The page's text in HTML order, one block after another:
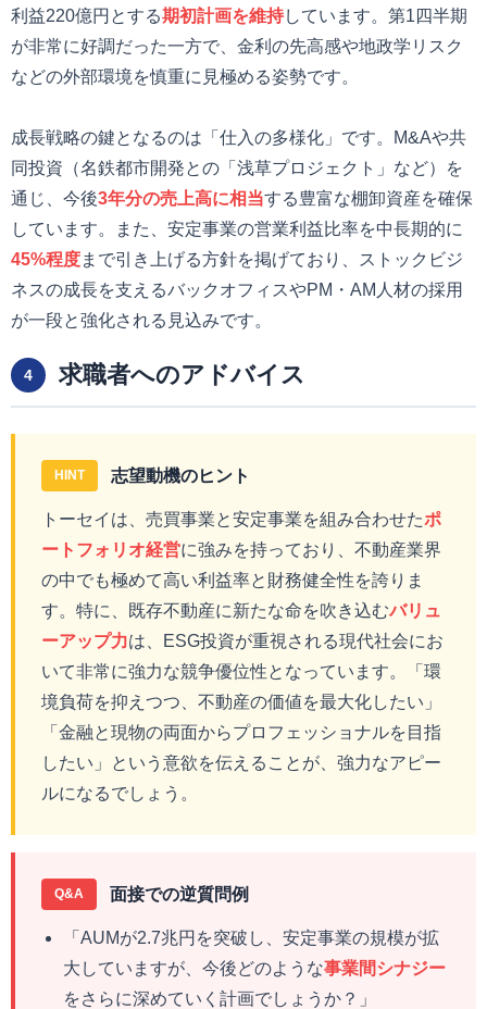
利益220億円とする期初計画を維持しています。第1四半期
が非常に好調だった一方で、金利の先高感や地政学リスク
などの外部環境を慎重に見極める姿勢です。
成長戦略の鍵となるのは「仕入の多様化」です。M&Aや共
同投資（名鉄都市開発との「浅草プロジェクト」など）を
通じ、今後3年分の売上高に相当する豊富な棚卸資産を確保
しています。また、安定事業の営業利益比率を中長期的に
45%程度まで引き上げる方針を掲げており、ストックビジ
ネスの成長を支えるバックオフィスやPM・AM人材の採用
が一段と強化される見込みです。
4 求職者へのアドバイス
HINT 志望動機のヒント
トーセイは、売買事業と安定事業を組み合わせたポ
ートフォリオ経営に強みを持っており、不動産業界
の中でも極めて高い利益率と財務健全性を誇りま
す。特に、既存不動産に新たな命を吹き込むバリュ
ーアップ力は、ESG投資が重視される現代社会にお
いて非常に強力な競争優位性となっています。「環
境負荷を抑えつつ、不動産の価値を最大化したい」
「金融と現物の両面からプロフェッショナルを目指
したい」という意欲を伝えることが、強力なアピー
ルになるでしょう。
Q&A 面接での逆質問例
「AUMが2.7兆円を突破し、安定事業の規模が拡
大していますが、今後どのような事業間シナジー
をさらに深めていく計画でしょうか？」